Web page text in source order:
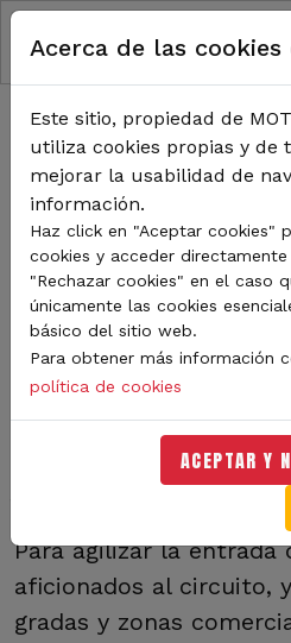
Pasar al contenido principal
RUTA DE
El plan de accesos para el Gran Premio
jueves
El plan de
Gran Premio
Aragón se
Para agilizar la entrada
aficionados al circuito,
gradas y zonas
Acerca de las
Este sitio, propiedad de
utiliza cookies propias y de
mejorar la usabilidad de
información.
Haz click en "Aceptar cookies"
cookies y acceder
"Rechazar cookies" en el caso
únicamente las cookies
básico del sitio web.
Para obtener más información
política de cookies
ACEPTAR Y